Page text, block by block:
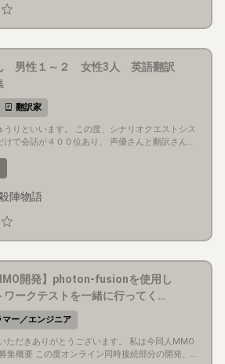
男性１～２ 女性3人 英語翻訳
翻訳家
の度、シナリオクエストシス
００位あり、 声優さんと翻訳さんが
募集してます。
陣物語
開発】photon-fusionを使用し
ワークテストを一緒に行ってくれ
マー／エンジニア
ただきありがとうございます。 私は今同人MMO